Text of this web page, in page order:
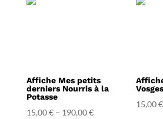
Affiche Mes petits
derniers Nourris à la
Potasse
15,00€– 190,00€
Vosges
15,00€